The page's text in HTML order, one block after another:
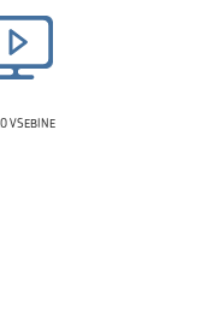
VSEBINE